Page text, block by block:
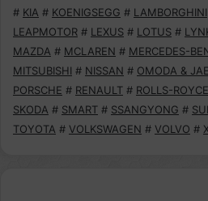
# KIA # KOENIGSEGG # LAMBORGHINI
LEAPMOTOR # LEXUS # LOTUS #
MAZDA # MCLAREN # MERCEDES-
MITSUBISHI # NISSAN # OMODA &
PORSCHE # RENAULT # ROLLS-ROYCE
SKODA # SMART # SSANGYONG #
TOYOTA # VOLKSWAGEN # VOLVO #